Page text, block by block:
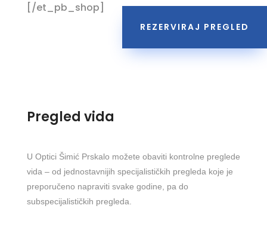
[/et_pb_shop]
REZERVIRAJ PREGLED
Pregled vida
U Optici Šimić Prskalo možete obaviti kontrolne preglede
vida – od jednostavnijih specijalističkih pregleda koje je
preporučeno napraviti svake godine, pa do
subspecijalističkih pregleda.